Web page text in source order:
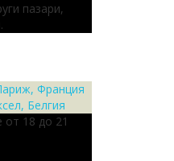
пазари,
Франция
Белгия
от 18 до 21